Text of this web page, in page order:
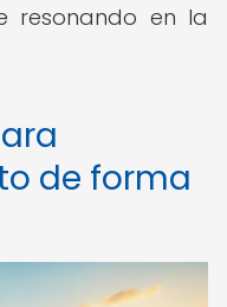
resonando en la
de forma